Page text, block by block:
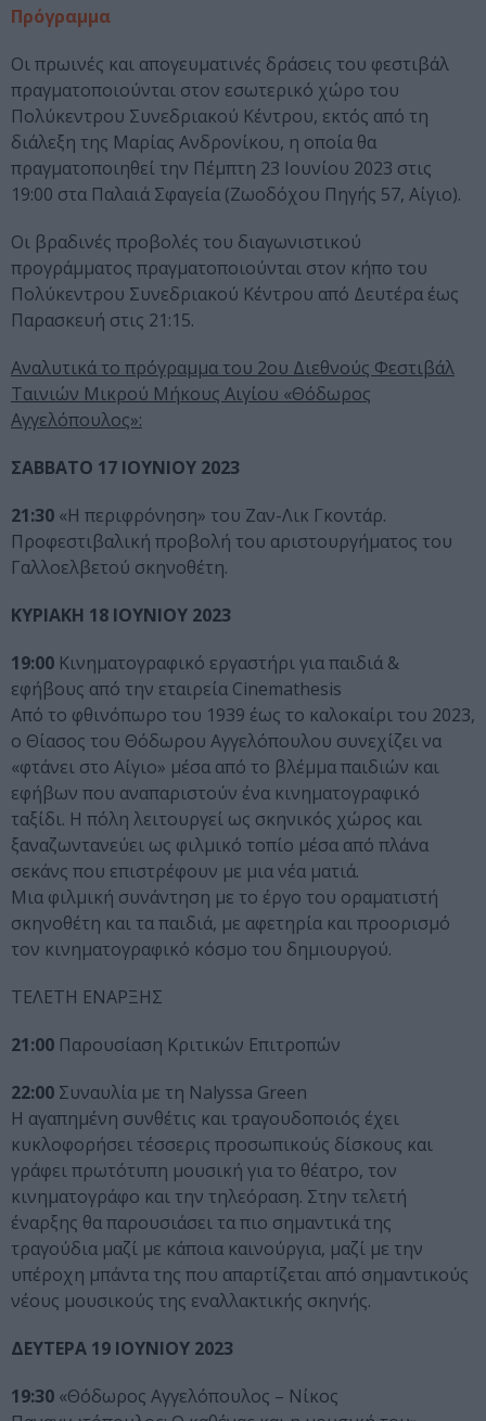
Πρόγραμμα
Οι πρωινές και απογευματινές δράσεις του φεστιβάλ
πραγματοποιούνται στον εσωτερικό χώρο του
Πολύκεντρου Συνεδριακού Κέντρου, εκτός από τη
διάλεξη της Μαρίας Ανδρονίκου, η οποία θα
πραγματοποιηθεί την Πέμπτη 23 Ιουνίου 2023 στις
19:00 στα Παλαιά Σφαγεία (Ζωοδόχου Πηγής 57, Αίγιο).
Οι βραδινές προβολές του διαγωνιστικού
προγράμματος πραγματοποιούνται στον κήπο του
Πολύκεντρου Συνεδριακού Κέντρου από Δευτέρα έως
Παρασκευή στις 21:15.
Αναλυτικά το πρόγραμμα του 2ου Διεθνούς Φεστιβάλ
Ταινιών Μικρού Μήκους Αιγίου «Θόδωρος
Αγγελόπουλος»:
ΣΑΒΒΑΤΟ 17 ΙΟΥΝΙΟΥ 2023
21:30 «Η περιφρόνηση» του Ζαν-Λικ Γκοντάρ.
Προφεστιβαλική προβολή του αριστουργήματος του
Γαλλοελβετού σκηνοθέτη.
ΚΥΡΙΑΚΗ 18 ΙΟΥΝΙΟΥ 2023
19:00 Κινηματογραφικό εργαστήρι για παιδιά &
εφήβους από την εταιρεία Cinemathesis
Από το φθινόπωρο του 1939 έως το καλοκαίρι του 2023,
ο Θίασος του Θόδωρου Αγγελόπουλου συνεχίζει να
«φτάνει στο Αίγιο» μέσα από το βλέμμα παιδιών και
εφήβων που αναπαριστούν ένα κινηματογραφικό
ταξίδι. Η πόλη λειτουργεί ως σκηνικός χώρος και
ξαναζωντανεύει ως φιλμικό τοπίο μέσα από πλάνα
σεκάνς που επιστρέφουν με μια νέα ματιά.
Μια φιλμική συνάντηση με το έργο του οραματιστή
σκηνοθέτη και τα παιδιά, με αφετηρία και προορισμό
τον κινηματογραφικό κόσμο του δημιουργού.
ΤΕΛΕΤΗ ΕΝΑΡΞΗΣ
21:00 Παρουσίαση Κριτικών Επιτροπών
22:00 Συναυλία με τη Nalyssa Green
Η αγαπημένη συνθέτις και τραγουδοποιός έχει
κυκλοφορήσει τέσσερις προσωπικούς δίσκους και
γράφει πρωτότυπη μουσική για το θέατρο, τον
κινηματογράφο και την τηλεόραση. Στην τελετή
έναρξης θα παρουσιάσει τα πιο σημαντικά της
τραγούδια μαζί με κάποια καινούργια, μαζί με την
υπέροχη μπάντα της που απαρτίζεται από σημαντικούς
νέους μουσικούς της εναλλακτικής σκηνής.
ΔΕΥΤΕΡΑ 19 ΙΟΥΝΙΟΥ 2023
19:30 «Θόδωρος Αγγελόπουλος – Νίκος